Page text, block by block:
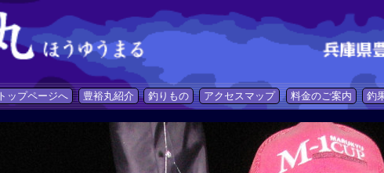
トップページへ 豊裕丸紹介 釣りもの アクセスマップ 料金のご案内 釣